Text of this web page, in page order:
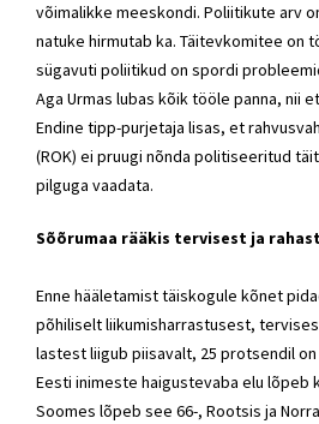
võimalikke meeskondi. Poliitikute arv
natuke hirmutab ka. Täitevkomitee on
sügavuti poliitikud on spordi
Aga Urmas lubas kõik tööle panna, nii
Endine tipp-purjetaja lisas, et
(ROK) ei pruugi nõnda politiseeritud
pilguga vaadata.
Sõõrumaa rääkis tervisest ja
Enne hääletamist täiskogule kõnet
põhiliselt liikumisharrastusest,
lastest liigub piisavalt, 25 protsendil
Eesti inimeste haigustevaba elu lõpeb
Soomes lõpeb see 66-, Rootsis ja